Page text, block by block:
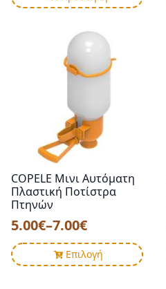
COPELE Μινι Αυτόματη
Πλαστική Ποτίστρα
Πτηνών
5.00€–7.00€
Price
range:
5.00€
Επιλογή
Αυτό
το